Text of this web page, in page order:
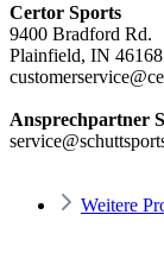
Certor Sports
9400 Bradford Rd.
Plainfield, IN 46168
Ansprechpartner
Weitere